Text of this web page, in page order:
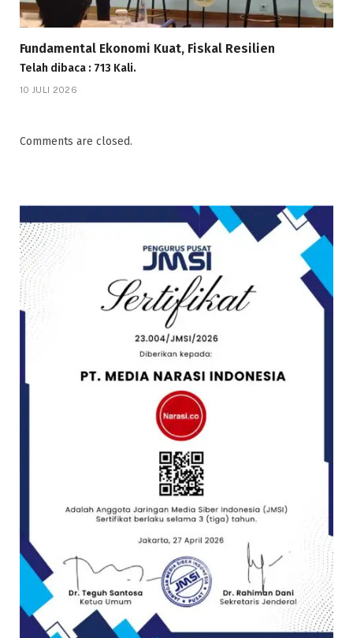
Fundamental Ekonomi Kuat, Fiskal Resilien
Telah dibaca : 713 Kali.
10 JULI 2026
Comments are closed.